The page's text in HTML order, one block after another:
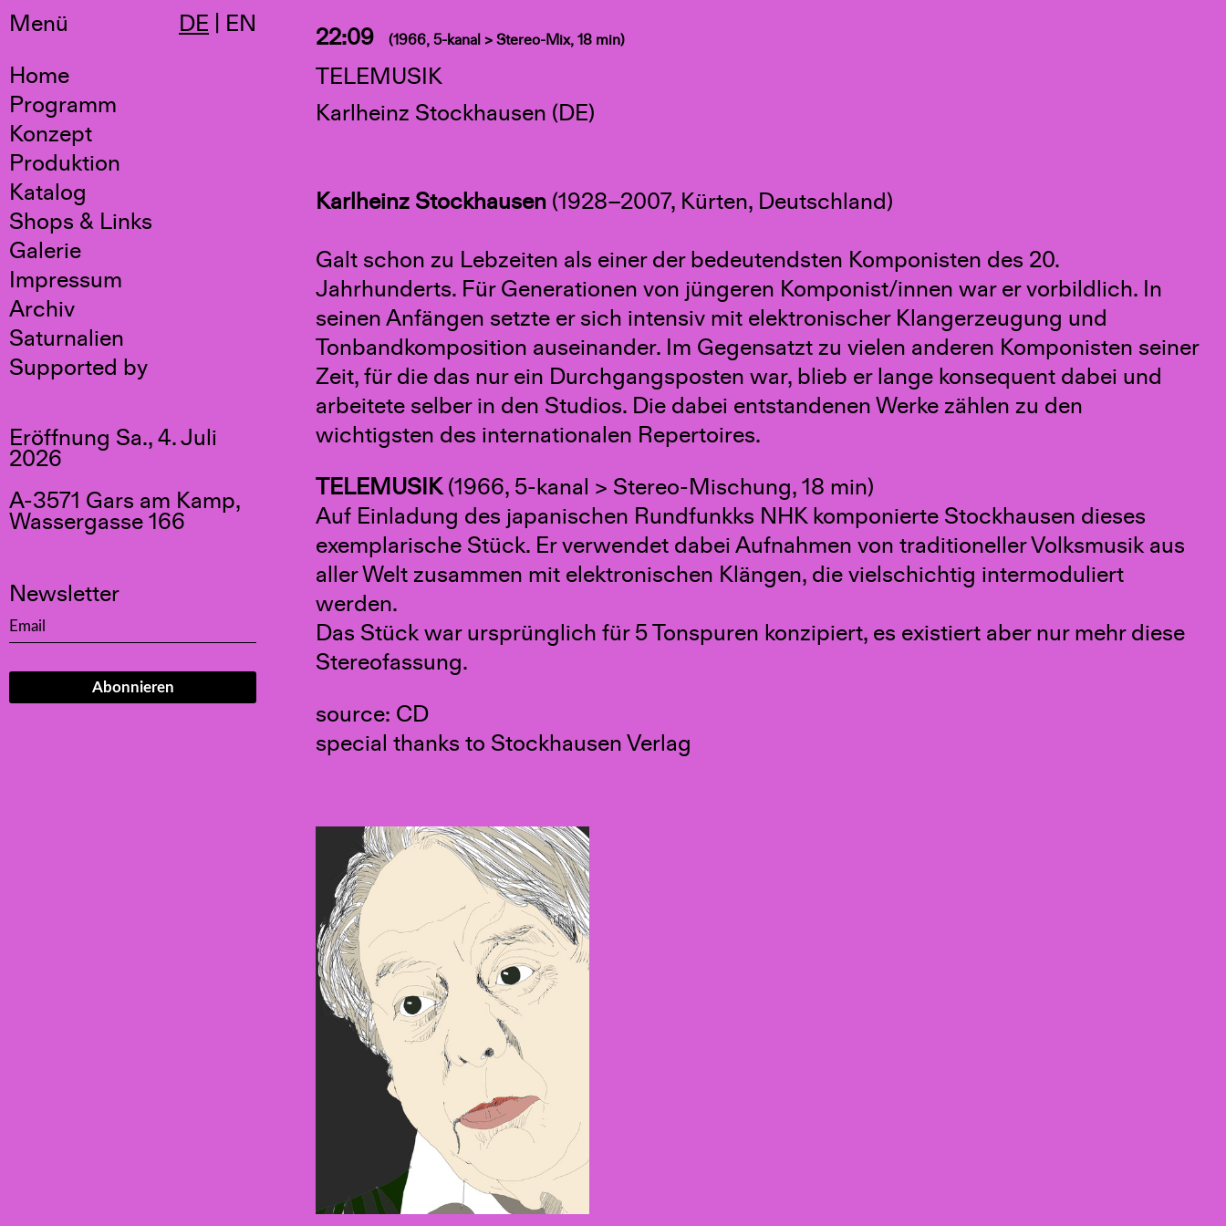
Menü DE
EN
Home
Programm
Konzept
Produktion
Katalog
Shops & Links
Galerie
Impressum
Archiv
Saturnalien
Supported by
Eröffnung Sa., 4. Juli
2026
A-3571 Gars am Kamp,
Wassergasse 166
Newsletter
22:09 (1966, 5-kanal > Stereo-Mix, 18 min)
TELEMUSIK
Karlheinz Stockhausen (DE)
Karlheinz Stockhausen (1928–2007, Kürten, Deutschland)
Galt schon zu Lebzeiten als einer der bedeutendsten Komponisten des 20.
Jahrhunderts. Für Generationen von jüngeren Komponist/innen war er vorbildlich. In
seinen Anfängen setzte er sich intensiv mit elektronischer Klangerzeugung und
Tonbandkomposition auseinander. Im Gegensatzt zu vielen anderen Komponisten seiner
Zeit, für die das nur ein Durchgangsposten war, blieb er lange konsequent dabei und
arbeitete selber in den Studios. Die dabei entstandenen Werke zählen zu den
wichtigsten des internationalen Repertoires.
TELEMUSIK(1966, 5-kanal > Stereo-Mischung, 18 min)
Auf Einladung des japanischen Rundfunkks NHK komponierte Stockhausen dieses
exemplarische Stück. Er verwendet dabei Aufnahmen von traditioneller Volksmusik aus
aller Welt zusammen mit elektronischen Klängen, die vielschichtig intermoduliert
werden.
Das Stück war ursprünglich für 5 Tonspuren konzipiert, es existiert aber nur mehr diese
Stereofassung.
source: CD
special thanks to Stockhausen Verlag